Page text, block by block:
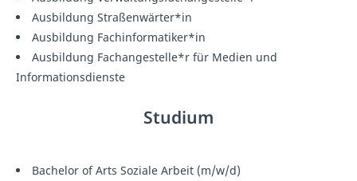
Ausbildung Straßenwärter*in
Ausbildung Fachinformatiker*in
Ausbildung Fachangestelle*r für Medien und
Informationsdienste
Studium
Bachelor of Arts Soziale Arbeit (m/w/d)